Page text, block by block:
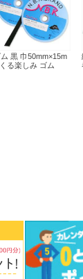
黒 巾50mm×15m
る楽しみ ゴム